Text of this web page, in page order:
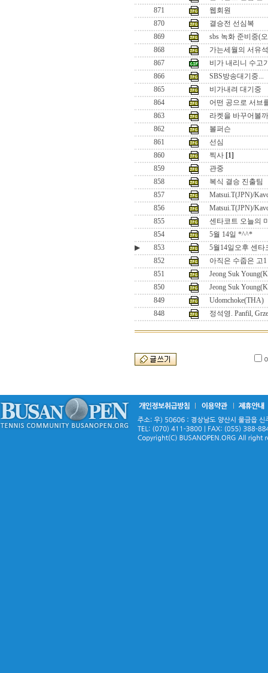
871
웹회원
870
결승전 선심복
869
sbs 녹화 준비중(
868
가는세월의 서유
867
비가 내리니 수고
866
SBS방송대기중...
865
비가내려 대기중
864
어떤 공으로 서브
863
라켓을 바꾸어볼
862
볼퍼슨
861
선심
860
찍사 [1]
859
관중
858
복식 결승 진출팀
857
Matsui.T(JPN)/
856
Matsui.T(JPN)/
855
센타코트 오늘의
854
5월 14일 *^^*
▶
853
5월14일오후 센타
852
아직은 수줍은 고1
851
Jeong Suk
850
Jeong Suk
849
Udomchoke(THA)
848
정석영. Panfil,